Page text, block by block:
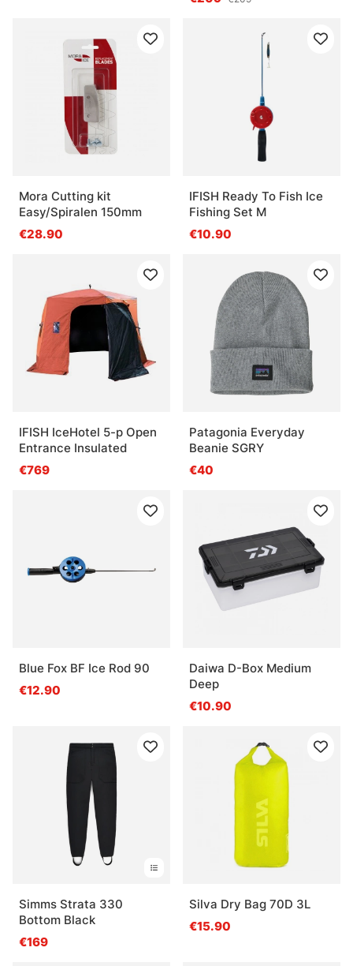
Mora Cutting kit
Easy/Spiralen 150mm
€28.90
IFISH Ready To Fish Ice
Fishing Set M
€10.90
IFISH IceHotel 5-p Open
Entrance Insulated
€769
Patagonia Everyday
Beanie SGRY
€40
Blue Fox BF Ice Rod 90
€12.90
Daiwa D-Box Medium
Deep
€10.90
Simms Strata 330
Bottom Black
€169
Silva Dry Bag 70D 3L
€15.90